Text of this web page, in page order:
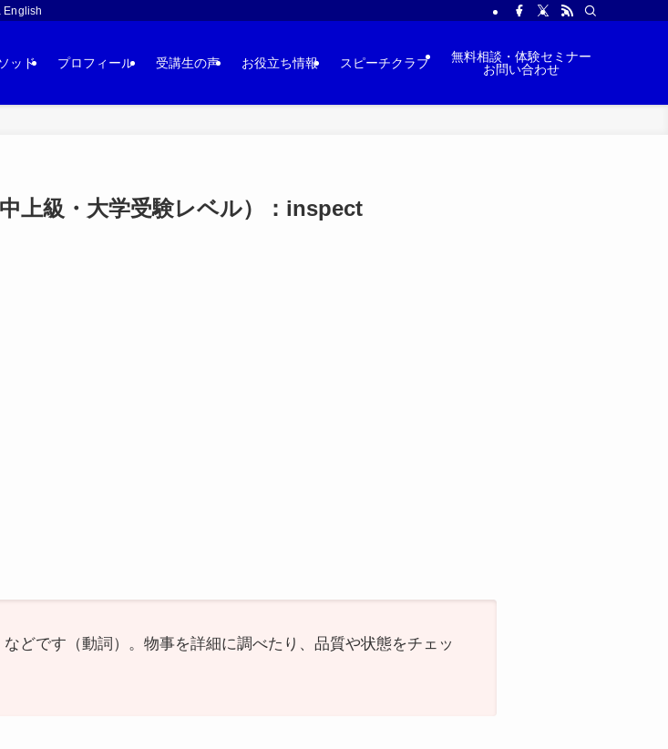
English
ッド プロフィール 受講生の声 お役立ち情報 スピーチクラブ
無料相談・体験セミナー
お問い合わせ
上級・大学受験レベル）：inspect
どです（動詞）。物事を詳細に調べたり、品質や状態をチェッ